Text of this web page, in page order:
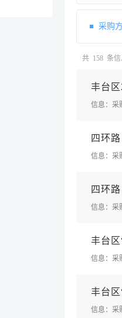
采购
共 158 条信
丰台 区
信息：采
四环路
信息：采
四环路
信息：采
丰台 区
信息：采
丰台 区
信息：采